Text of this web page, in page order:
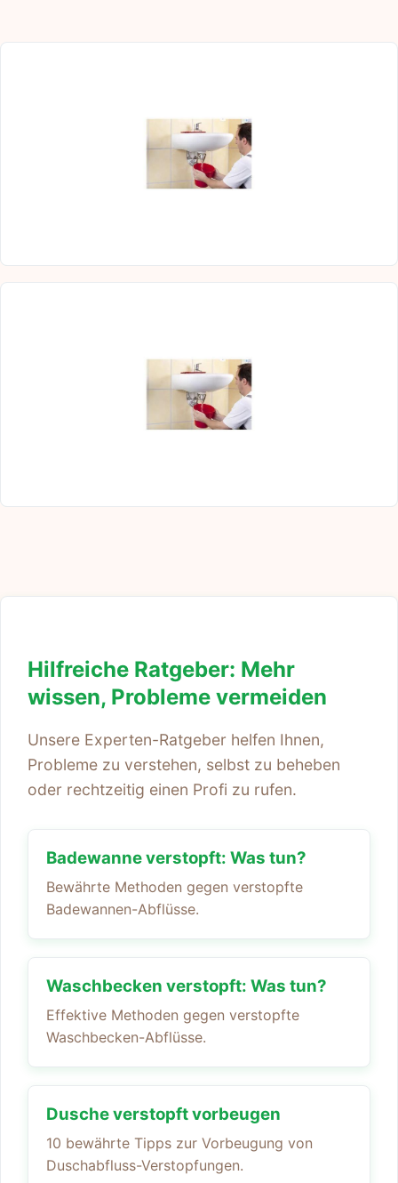
Hilfreiche Ratgeber: Mehr
wissen, Probleme vermeiden
Unsere Experten-Ratgeber helfen Ihnen,
Probleme zu verstehen, selbst zu beheben
oder rechtzeitig einen Profi zu rufen.
Badewanne verstopft: Was tun?
Bewährte Methoden gegen verstopfte
Badewannen-Abflüsse.
Waschbecken verstopft: Was tun?
Effektive Methoden gegen verstopfte
Waschbecken-Abflüsse.
Dusche verstopft vorbeugen
10 bewährte Tipps zur Vorbeugung von
Duschabfluss-Verstopfungen.